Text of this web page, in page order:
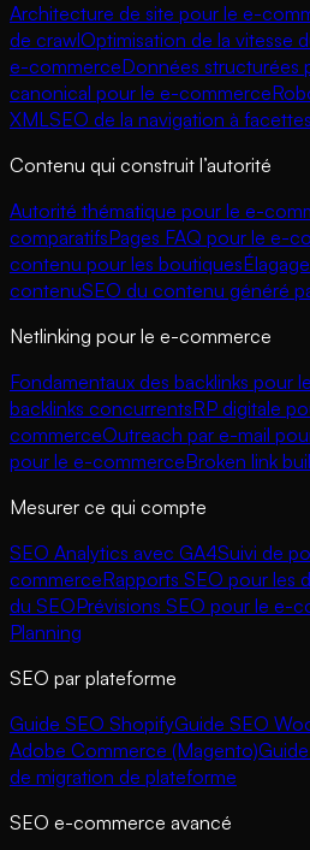
Architecture de site pour le e-
de crawlOptimisation de la vitesse
e-commerceDonnées structurées
canonical pour le e-commerce
XMLSEO de la navigation à facettes
Contenu qui construit l’autorité
Autorité thématique pour le e-
comparatifsPages FAQ pour le e-
contenu pour les boutiques
contenuSEO du contenu généré
Netlinking pour le e-commerce
Fondamentaux des backlinks pour
backlinks concurrentsRP digitale
commerceOutreach par e-mail
pour le e-commerceBroken link
Mesurer ce qui compte
SEO Analytics avec GA4Suivi de
commerceRapports SEO pour les
du SEOPrévisions SEO pour le e-
Planning
SEO par plateforme
Guide SEO ShopifyGuide SEO
Adobe Commerce (Magento)
de migration de plateforme
SEO e-commerce avancé